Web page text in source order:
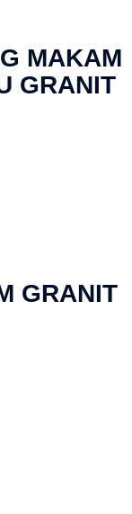
MAKAM
GRANIT
GRANIT